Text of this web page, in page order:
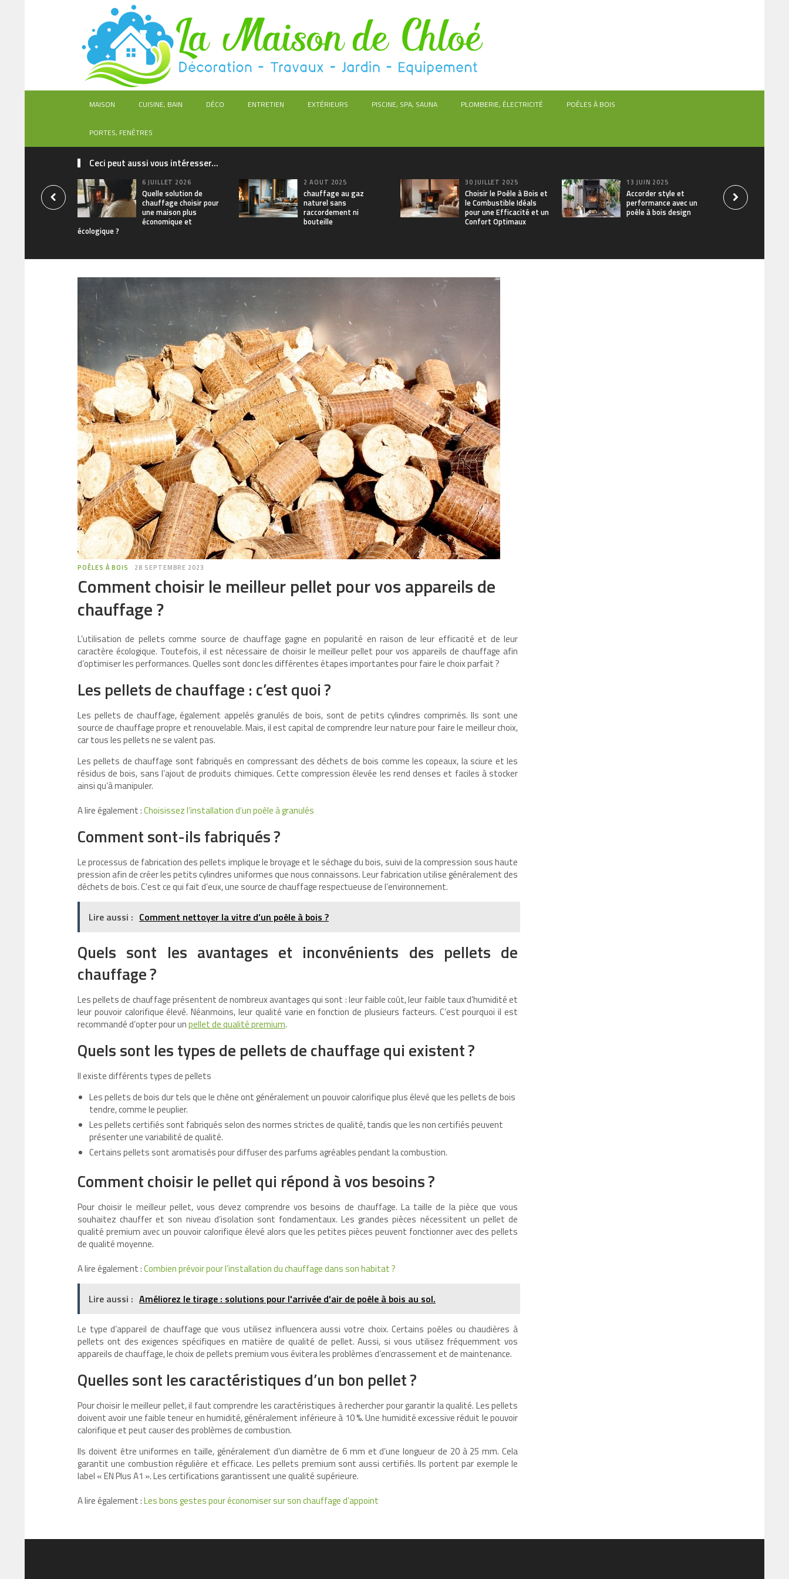
MAISON CUISINE, BAIN DÉCO ENTRETIEN EXTÉRIEURS PISCINE, SPA, SAUNA PLOMBERIE, ÉLECTRICITÉ POÊLES À BOIS
PORTES, FENÊTRES
Ceci peut aussi vous intéresser...
6 JUILLET 2026
Quelle solution de
chauffage choisir pour
une maison plus
économique et
écologique ?
2 AOÛT 2025
chauffage au gaz
naturel sans
raccordement ni
bouteille
30 JUILLET 2025
Choisir le Poêle à Bois et
le Combustible Idéals
pour une Efficacité et un
Confort Optimaux
13 JUIN 2025
Accorder style et
performance avec un
poêle à bois design
POÊLES À BOIS 28 SEPTEMBRE 2023
Comment choisir le meilleur pellet pour vos appareils de
chauffage ?
L’utilisation de pellets comme source de chauffage gagne en popularité en raison de leur efficacité et de leur
caractère écologique. Toutefois, il est nécessaire de choisir le meilleur pellet pour vos appareils de chauffage afin
d’optimiser les performances. Quelles sont donc les différentes étapes importantes pour faire le choix parfait ?
Les pellets de chauffage : c’est quoi ?
Les pellets de chauffage, également appelés granulés de bois, sont de petits cylindres comprimés. Ils sont une
source de chauffage propre et renouvelable. Mais, il est capital de comprendre leur nature pour faire le meilleur choix,
car tous les pellets ne se valent pas.
Les pellets de chauffage sont fabriqués en compressant des déchets de bois comme les copeaux, la sciure et les
résidus de bois, sans l’ajout de produits chimiques. Cette compression élevée les rend denses et faciles à stocker
ainsi qu’à manipuler.
A lire également :Choisissez l’installation d’un poêle à granulés
Comment sont-ils fabriqués ?
Le processus de fabrication des pellets implique le broyage et le séchage du bois, suivi de la compression sous haute
pression afin de créer les petits cylindres uniformes que nous connaissons. Leur fabrication utilise généralement des
déchets de bois. C’est ce qui fait d’eux, une source de chauffage respectueuse de l’environnement.
Lire aussi : Comment nettoyer la vitre d’un poêle à bois ?
Quels sont les avantages et inconvénients des pellets de
chauffage ?
Les pellets de chauffage présentent de nombreux avantages qui sont : leur faible coût, leur faible taux d’humidité et
leur pouvoir calorifique élevé. Néanmoins, leur qualité varie en fonction de plusieurs facteurs. C’est pourquoi il est
recommandé d’opter pour unpellet de qualité premium.
Quels sont les types de pellets de chauffage qui existent ?
Il existe différents types de pellets
Les pellets de bois dur tels que le chêne ont généralement un pouvoir calorifique plus élevé que les pellets de bois
tendre, comme le peuplier.
Les pellets certifiés sont fabriqués selon des normes strictes de qualité, tandis que les non certifiés peuvent
présenter une variabilité de qualité.
Certains pellets sont aromatisés pour diffuser des parfums agréables pendant la combustion.
Comment choisir le pellet qui répond à vos besoins ?
Pour choisir le meilleur pellet, vous devez comprendre vos besoins de chauffage. La taille de la pièce que vous
souhaitez chauffer et son niveau d’isolation sont fondamentaux. Les grandes pièces nécessitent un pellet de
qualité premium avec un pouvoir calorifique élevé alors que les petites pièces peuvent fonctionner avec des pellets
de qualité moyenne.
A lire également :Combien prévoir pour l’installation du chauffage dans son habitat ?
Lire aussi : Améliorez le tirage : solutions pour l'arrivée d'air de poêle à bois au sol.
Le type d’appareil de chauffage que vous utilisez influencera aussi votre choix. Certains poêles ou chaudières à
pellets ont des exigences spécifiques en matière de qualité de pellet. Aussi, si vous utilisez fréquemment vos
appareils de chauffage, le choix de pellets premium vous évitera les problèmes d’encrassement et de maintenance.
Quelles sont les caractéristiques d’un bon pellet ?
Pour choisir le meilleur pellet, il faut comprendre les caractéristiques à rechercher pour garantir la qualité. Les pellets
doivent avoir une faible teneur en humidité, généralement inférieure à 10 %. Une humidité excessive réduit le pouvoir
calorifique et peut causer des problèmes de combustion.
Ils doivent être uniformes en taille, généralement d’un diamètre de 6 mm et d’une longueur de 20 à 25 mm. Cela
garantit une combustion régulière et efficace. Les pellets premium sont aussi certifiés. Ils portent par exemple le
label « EN Plus A1 ». Les certifications garantissent une qualité supérieure.
A lire également :Les bons gestes pour économiser sur son chauffage d’appoint